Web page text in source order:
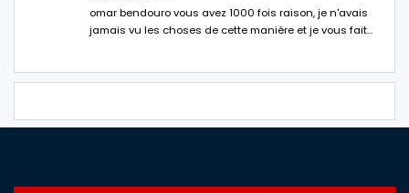
omar bendouro vous avez 1000 fois raison, je n'avais
jamais vu les choses de cette manière et je vous fait…